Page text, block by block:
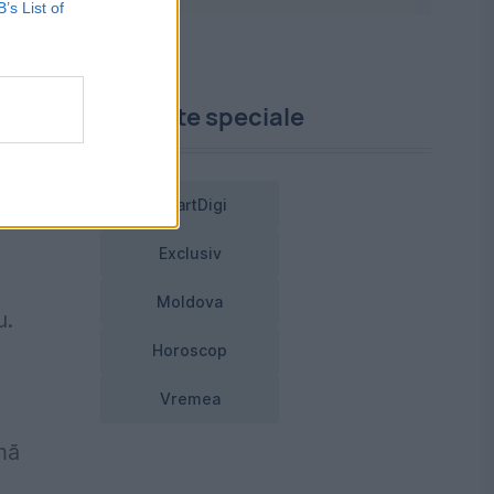
List of
Proiecte speciale
SmartDigi
Exclusiv
Moldova
Horoscop
Vremea